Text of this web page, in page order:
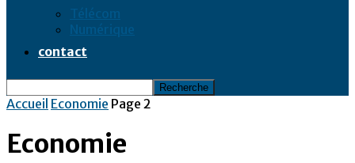
Télécom
Numérique
contact
Accueil Economie Page 2
Economie